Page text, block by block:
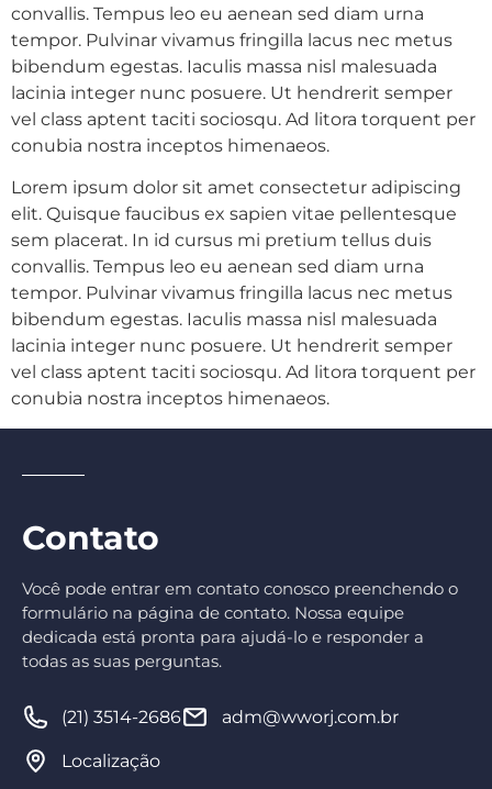
convallis. Tempus leo eu aenean sed diam urna
tempor. Pulvinar vivamus fringilla lacus nec metus
bibendum egestas. Iaculis massa nisl malesuada
lacinia integer nunc posuere. Ut hendrerit semper
vel class aptent taciti sociosqu. Ad litora torquent per
conubia nostra inceptos himenaeos.
Lorem ipsum dolor sit amet consectetur adipiscing
elit. Quisque faucibus ex sapien vitae pellentesque
sem placerat. In id cursus mi pretium tellus duis
convallis. Tempus leo eu aenean sed diam urna
tempor. Pulvinar vivamus fringilla lacus nec metus
bibendum egestas. Iaculis massa nisl malesuada
lacinia integer nunc posuere. Ut hendrerit semper
vel class aptent taciti sociosqu. Ad litora torquent per
conubia nostra inceptos himenaeos.
Contato
Você pode entrar em contato conosco preenchendo o
formulário na página de contato. Nossa equipe
dedicada está pronta para ajudá-lo e responder a
todas as suas perguntas.
(21) 3514-2686 adm@wworj.com.br
Localização